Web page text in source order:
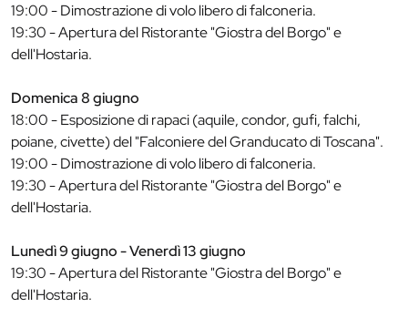
19:00 - Dimostrazione di volo libero di falconeria.
19:30 - Apertura del Ristorante "Giostra del Borgo" e
dell'Hostaria.
Domenica 8 giugno
18:00 - Esposizione di rapaci (aquile, condor, gufi, falchi,
poiane, civette) del "Falconiere del Granducato di Toscana".
19:00 - Dimostrazione di volo libero di falconeria.
19:30 - Apertura del Ristorante "Giostra del Borgo" e
dell'Hostaria.
Lunedì 9 giugno - Venerdì 13 giugno
19:30 - Apertura del Ristorante "Giostra del Borgo" e
dell'Hostaria.